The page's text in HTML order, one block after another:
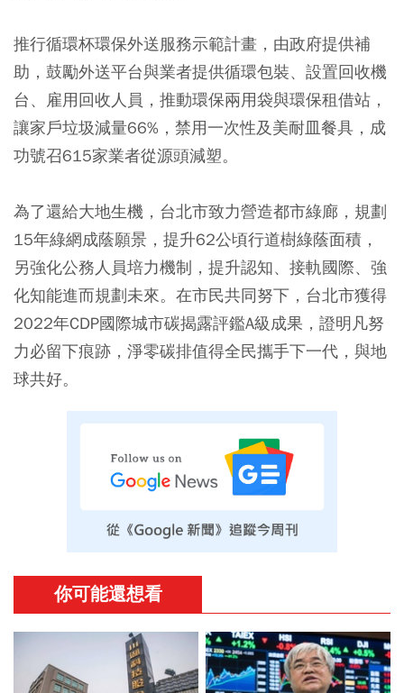
推行循環杯環保外送服務示範計畫，由政府提供補
助，鼓勵外送平台與業者提供循環包裝、設置回收機
台、雇用回收人員，推動環保兩用袋與環保租借站，
讓家戶垃圾減量66%，禁用一次性及美耐皿餐具，成
功號召615家業者從源頭減塑。
為了還給大地生機，台北市致力營造都市綠廊，規劃
15年綠網成蔭願景，提升62公頃行道樹綠蔭面積，
另強化公務人員培力機制，提升認知、接軌國際、強
化知能進而規劃未來。在市民共同努下，台北市獲得
2022年CDP國際城市碳揭露評鑑A級成果，證明凡努
力必留下痕跡，淨零碳排值得全民攜手下一代，與地
球共好。